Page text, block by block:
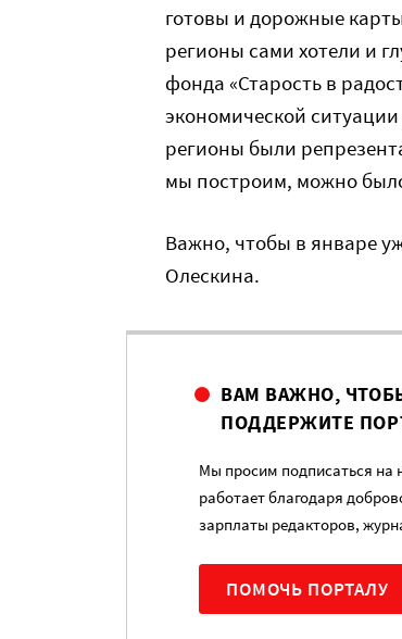
готовы и дорожные
регионы сами хотели и
фонда «Старость в
экономической
регионы были
мы построим, можно
Важно, чтобы в январе
Олескина.
ВАМ ВАЖНО,
ПОДДЕРЖИТЕ
Мы просим подписаться на
работает благодаря
зарплаты редакторов,
ПОМОЧЬ ПОРТАЛУ